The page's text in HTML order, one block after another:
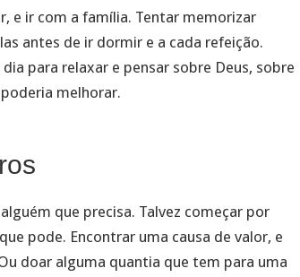
e ir com a família. Tentar memorizar
antes de ir dormir e a cada refeição.
para relaxar e pensar sobre Deus, sobre
melhorar.
que precisa. Talvez começar por
pode. Encontrar uma causa de valor, e
doar alguma quantia que tem para uma